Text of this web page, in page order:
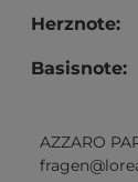
Herznote:
Basisnote:
AZZARO